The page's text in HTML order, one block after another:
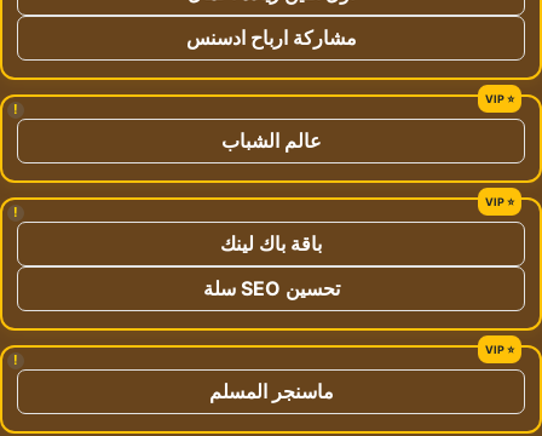
مشاركة ارباح ادسنس
!
عالم الشباب
!
باقة باك لينك
تحسين SEO سلة
!
ماسنجر المسلم